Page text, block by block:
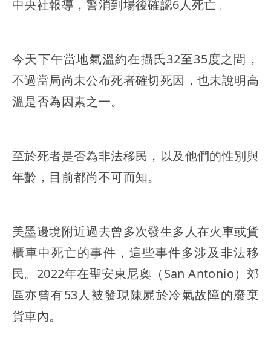
中央社報導，警消到場後確認6人死亡。
今天下午當地氣溫約在攝氏32至35度之間，
不過當局尚未公布死者確切死因，也未說明高
溫是否為因素之一。
至於死者是否為非法移民，以及他們的性別與
年齡，目前都尚不可而知。
美墨邊境附近過去曾多次發生多人在火車或貨
櫃車中死亡的事件，這些事件多涉及非法移
民。2022年在聖安東尼奧（San Antonio）郊
區亦曾有53人被發現陳屍於冷氣故障的廢棄
貨車內。